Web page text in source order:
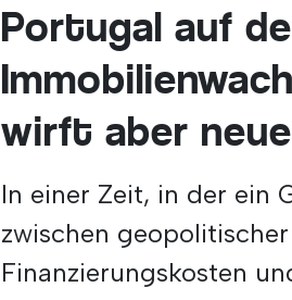
Portugal auf
wirft aber
In einer Zeit, in der ein
zwischen
Finanzierungskosten